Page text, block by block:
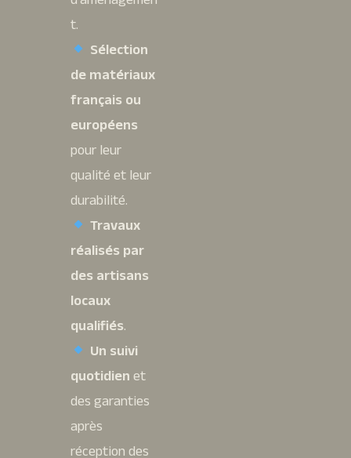
t.
Sélection
de matériaux
français ou
européens
pour leur
qualité et leur
durabilité.
Travaux
réalisés par
des artisans
locaux
qualifiés.
Un suivi
quotidienet
des garanties
après
réception des